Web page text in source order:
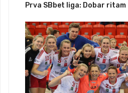
Prva SBbet liga: Dobar